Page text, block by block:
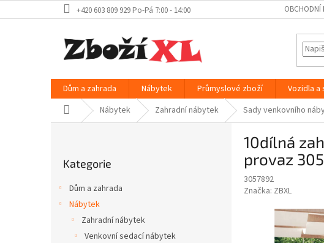
na
+420 603 809 929 Po-Pá 7:00 - 14:00 OBCHODNÍ
Dům a zahrada Nábytek Průmyslové zboží Vozidla
Domů Nábytek Zahradní nábytek Sady venkovního
kategorie
Kategorie
Dům a zahrada
Nábytek
Zahradní nábytek
Venkovní sedací nábytek
10dílná
provaz
3057892
Značka: ZBXL